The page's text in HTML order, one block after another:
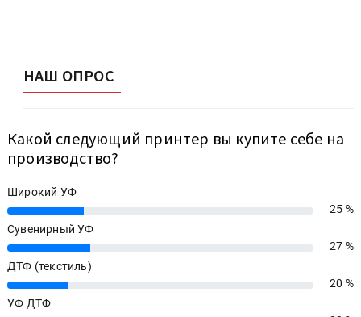
НАШ ОПРОС
Какой следующий принтер вы купите себе на
производство?
Широкий УФ
25%
25 %
Сувенирный УФ
27%
27 %
ДТФ (текстиль)
20%
20 %
УФ ДТФ